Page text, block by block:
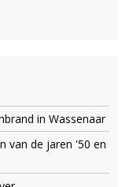
in Wassenaar
van de jaren '50 en